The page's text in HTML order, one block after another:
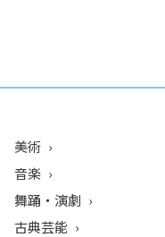
美術
音楽
舞踊・演劇
古典芸能